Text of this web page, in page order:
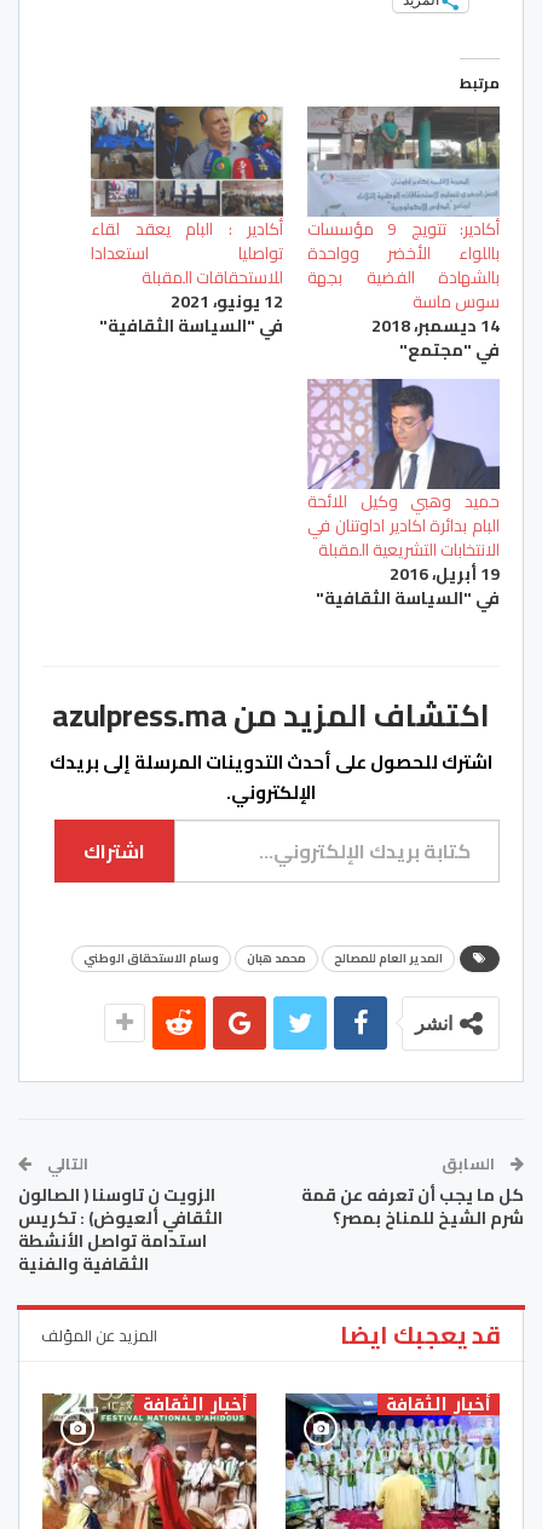
مرتبط
أكادير: تتويج 9 مؤسسات
باللواء الأخضر وواحدة
بالشهادة الفضية بجهة
سوس ماسة
14 ديسمبر، 2018
في "مجتمع"
أكادير : البام يعقد لقاء
تواصليا استعدادا
للاستحقاقات المقبلة
12 يونيو، 2021
في "السياسة الثقافية"
حميد وهبي وكيل للائحة
البام بدائرة اكادير اداوتنان في
الانتخابات التشريعية المقبلة
19 أبريل، 2016
في "السياسة الثقافية"
اكتشاف المزيد من azulpress.ma
اشترك للحصول على أحدث التدوينات المرسلة إلى بريدك
الإلكتروني.
كتابة بريدك الإلكتروني...
اشتراك
المدير العام للمصالح محمد هبان وسام الاستحقاق الوطني
انشر
السابق
كل ما يجب أن تعرفه عن قمة
شرم الشيخ للمناخ بمصر؟
التالي
الزويت ن تاوسنا ( الصالون
الثقافي ألعيوض) : تكريس
استدامة تواصل الأنشطة
الثقافية والفنية
قد يعجبك ايضا المزيد عن المؤلف
أخبار الثقافة أخبار الثقافة